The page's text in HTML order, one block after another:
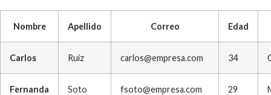
Nombre Apellido Correo Edad
Carlos Ruiz carlos@empresa.com 34
Fernanda Soto fsoto@empresa.com 29